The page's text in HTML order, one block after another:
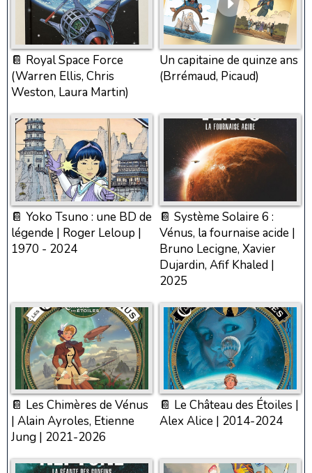
📔 Royal Space Force
(Warren Ellis, Chris
Weston, Laura Martin)
Un capitaine de quinze ans
(Brrémaud, Picaud)
📔 Yoko Tsuno : une BD de
légende | Roger Leloup |
1970 - 2024
📔 Système Solaire 6 :
Vénus, la fournaise acide |
Bruno Lecigne, Xavier
Dujardin, Afif Khaled |
2025
📔 Les Chimères de Vénus
| Alain Ayroles, Etienne
Jung | 2021-2026
📔 Le Château des Étoiles |
Alex Alice | 2014-2024